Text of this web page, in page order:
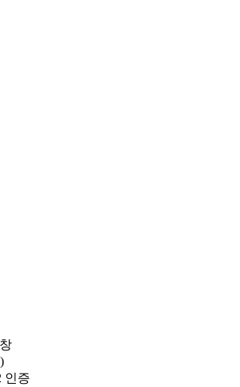
인증